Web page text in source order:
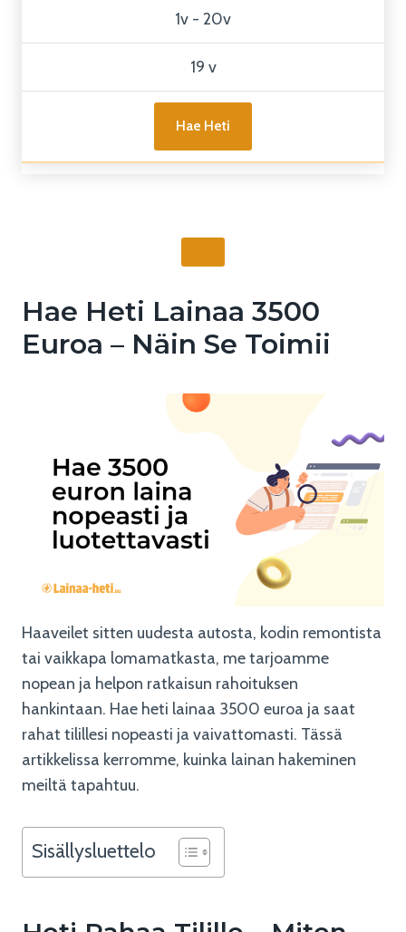
1v - 20v
19 v
Hae Heti
Hae Heti Lainaa 3500
Euroa – Näin Se Toimii
Haaveilet sitten uudesta autosta, kodin remontista
tai vaikkapa lomamatkasta, me tarjoamme
nopean ja helpon ratkaisun rahoituksen
hankintaan. Hae heti lainaa 3500 euroa ja saat
rahat tilillesi nopeasti ja vaivattomasti. Tässä
artikkelissa kerromme, kuinka lainan hakeminen
meiltä tapahtuu.
Sisällysluettelo